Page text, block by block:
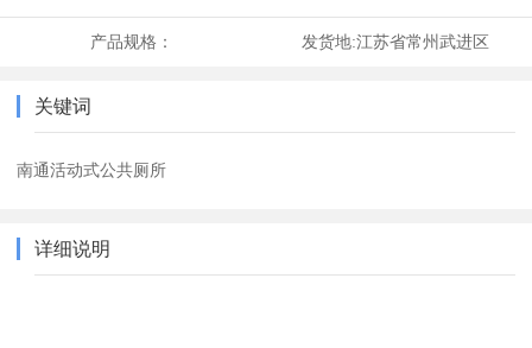
产品规格： 发货地:江苏省常州武进区
关键词
南通活动式公共厕所
详细说明